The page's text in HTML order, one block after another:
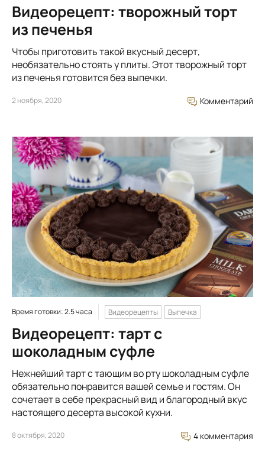
Видеорецепт: творожный торт
из печенья
Чтобы приготовить такой вкусный десерт,
необязательно стоять у плиты. Этот творожный торт
из печенья готовится без выпечки.
2 ноября, 2020 Комментарий
Время готовки: 2.5 часа Видеорецепты Выпечка
Видеорецепт: тарт с
шоколадным суфле
Нежнейший тарт с тающим во рту шоколадным суфле
обязательно понравится вашей семье и гостям. Он
сочетает в себе прекрасный вид и благородный вкус
настоящего десерта высокой кухни.
8 октября, 2020 4 комментария